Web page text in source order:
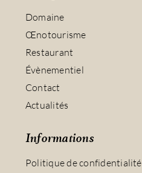
Domaine
Œnotourisme
Restaurant
Évènementiel
Contact
Actualités
Informations
Politique de confidentialité